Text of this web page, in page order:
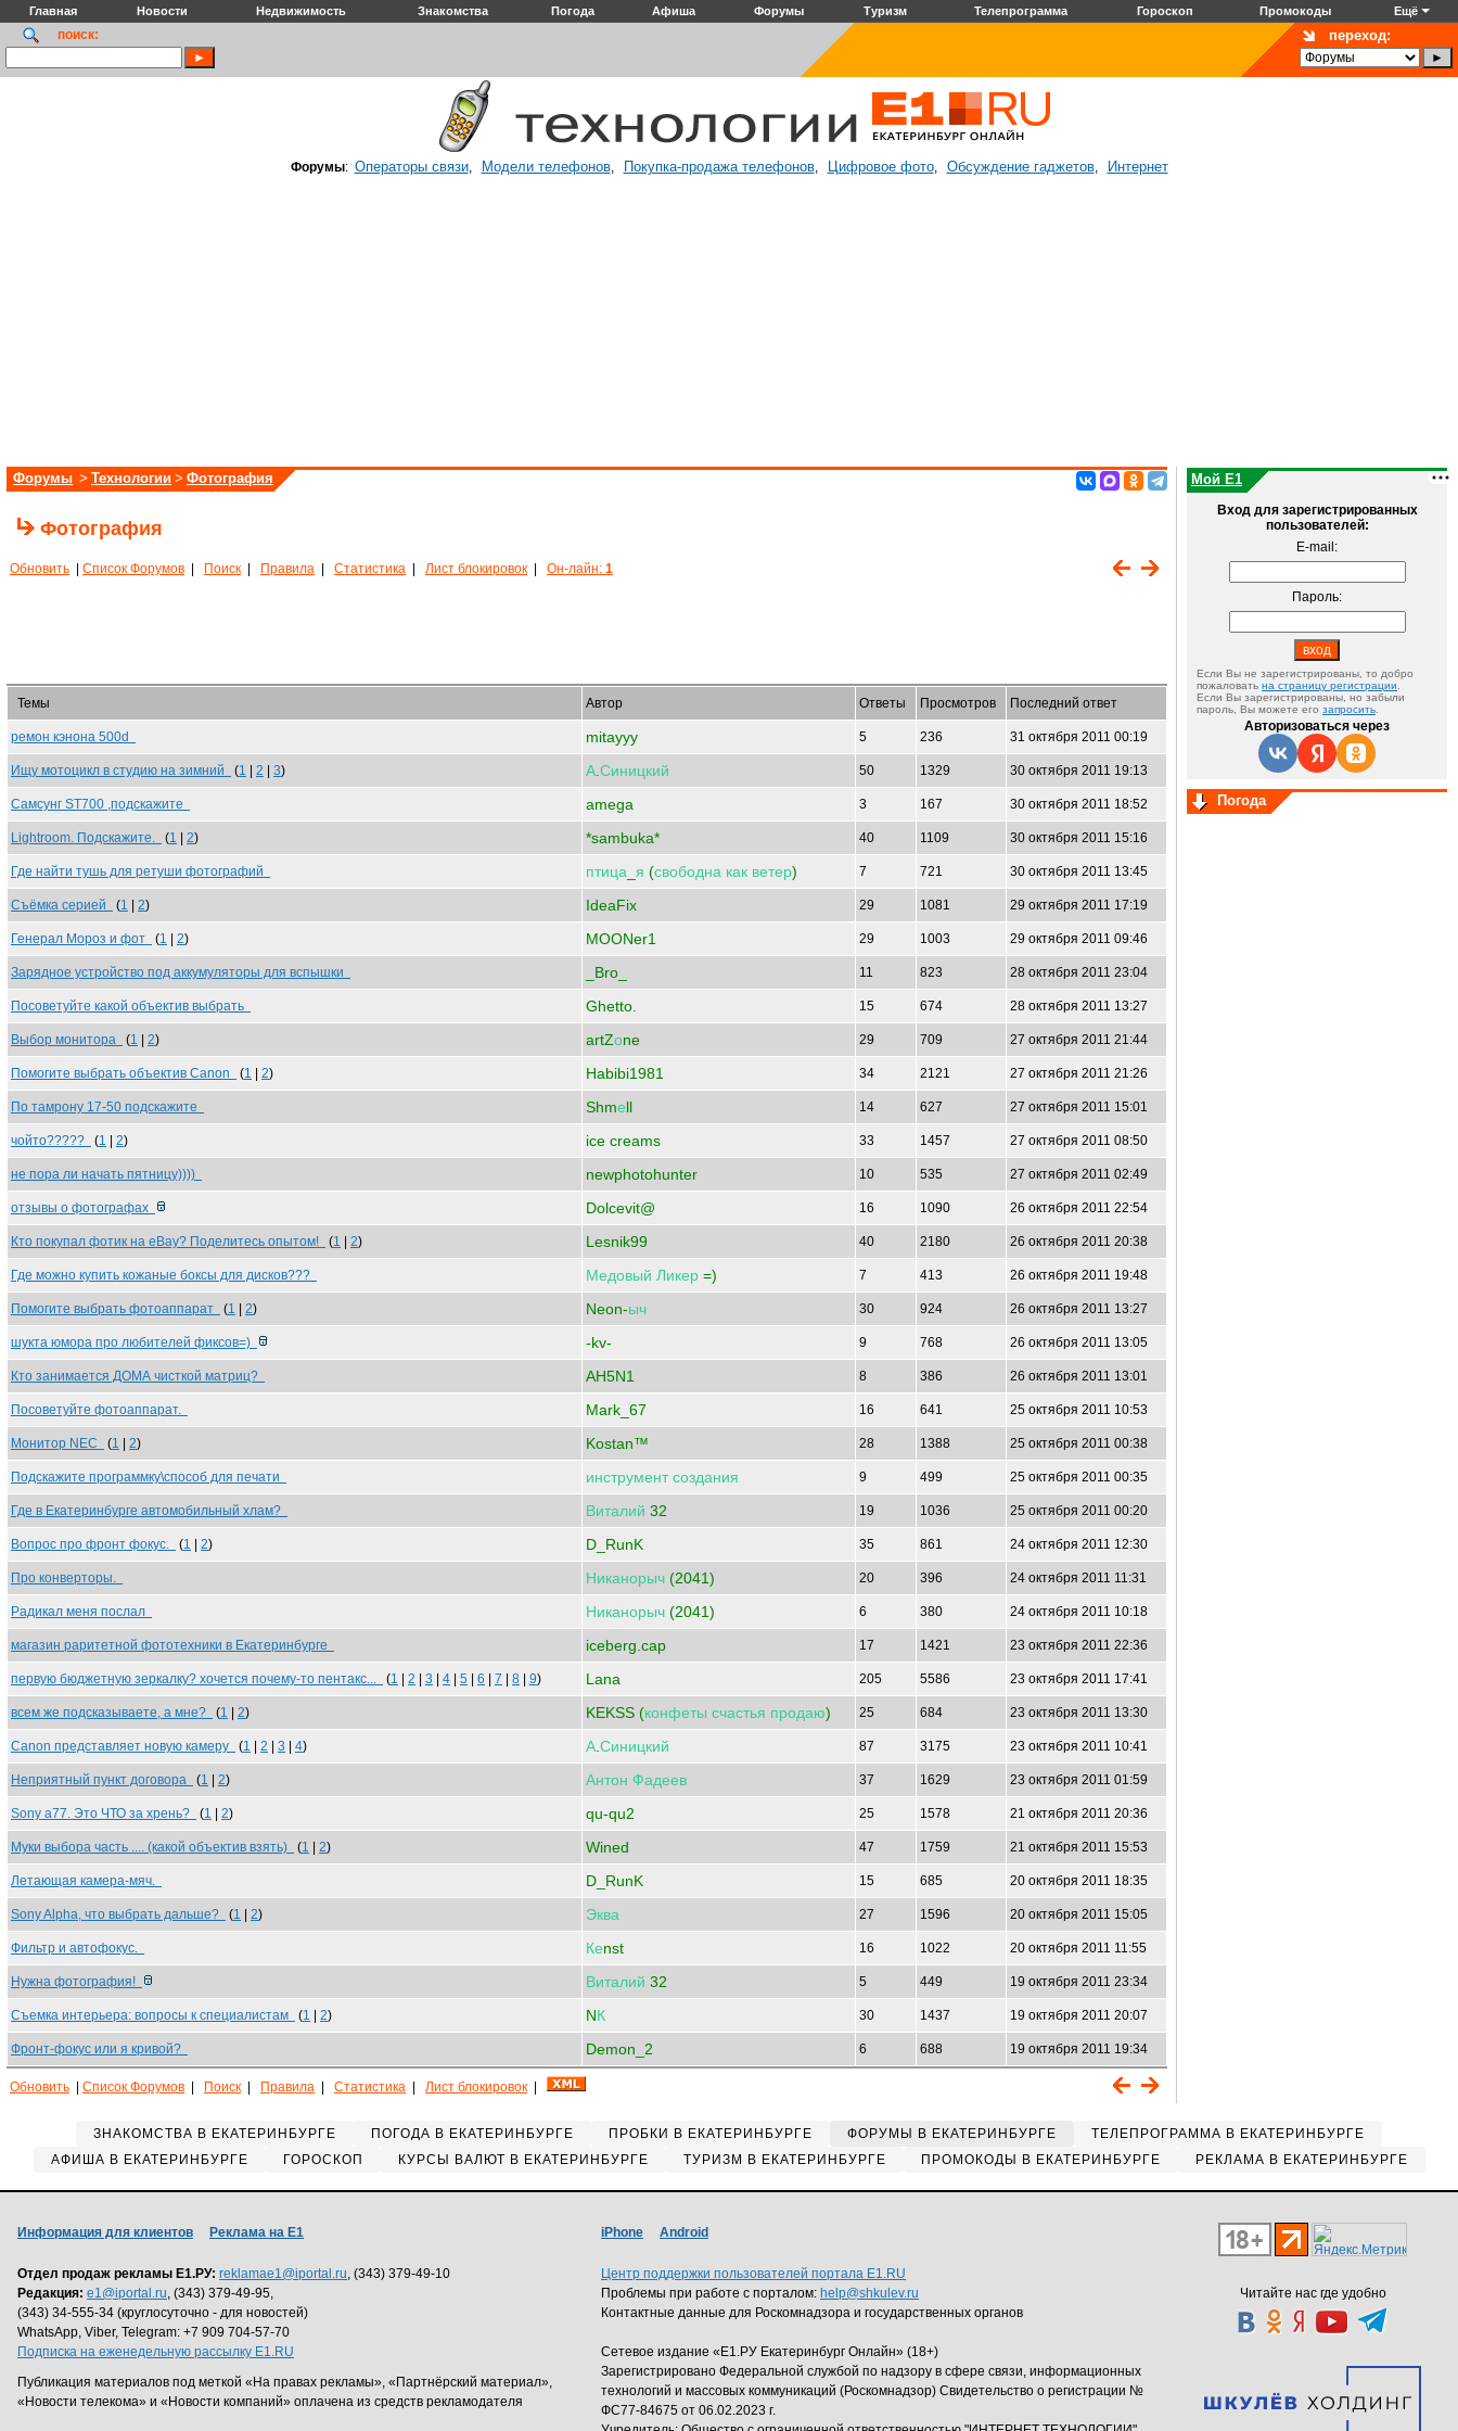
Главная Новости Недвижимость Знакомства Погода Афиша Форумы Туризм Телепрограмма Гороскоп Промокоды Ещё
поиск: переход:
Форумы: Операторы связи, Модели телефонов, Покупка-продажа телефонов, Цифровое фото, Обсуждение гаджетов, Интернет
Форумы > Технологии > Фотография
Фотография
Обновить Список Форумов Поиск Правила Статистика Лист блокировок Он-лайн: 1
Темы Автор Ответы Просмотров Последний ответ
ремон кэнона 500d mitayyy 5 236 31 октября 2011 00:19
Ищу мотоцикл в студию на зимний (1 2 3) А Синицкий 50 1329 30 октября 2011 19:13
Самсунг ST700 ,подскажите amega 3 167 30 октября 2011 18:52
Lightroom. Подскажите. (1 2) *sambuka* 40 1109 30 октября 2011 15:16
Где найти тушь для ретуши фотографий птица я (свободна как ветер) 7 721 30 октября 2011 13:45
Съёмка серией (1 2) IdeaFix 29 1081 29 октября 2011 17:19
Генерал Мороз и фот (1 2) MOONer1 29 1003 29 октября 2011 09:46
Зарядное устройство под аккумуляторы для вспышки _Bro_ 11 823 28 октября 2011 23:04
Посоветуйте какой объектив выбрать Ghetto. 15 674 28 октября 2011 13:27
Выбор монитора (1 2) artZоne 29 709 27 октября 2011 21:44
Помогите выбрать объектив Canon (1 2) Habibi1981 34 2121 27 октября 2011 21:26
По тамрону 17-50 подскажите Shmеll 14 627 27 октября 2011 15:01
чойто????? (1 2) ice creams 33 1457 27 октября 2011 08:50
не пора ли начать пятницу)))) newphotohunter 10 535 27 октября 2011 02:49
отзывы о фотографах Dolcevit@ 16 1090 26 октября 2011 22:54
Кто покупал фотик на eBay? Поделитесь опытом! (1 2) Lesnik99 40 2180 26 октября 2011 20:38
Где можно купить кожаные боксы для дисков??? Медовый Ликер =) 7 413 26 октября 2011 19:48
Помогите выбрать фотоаппарат (1 2) Neon-ыч 30 924 26 октября 2011 13:27
шукта юмора про любителей фиксов=) -kv- 9 768 26 октября 2011 13:05
Кто занимается ДОМА чисткой матриц? AH5N1 8 386 26 октября 2011 13:01
Посоветуйте фотоаппарат. Mark_67 16 641 25 октября 2011 10:53
Монитор NEC (1 2) Kostan™ 28 1388 25 октября 2011 00:38
Подскажите программку\способ для печати инструмент создания 9 499 25 октября 2011 00:35
Где в Екатеринбурге автомобильный хлам? Виталий 32 19 1036 25 октября 2011 00:20
Вопрос про фронт фокус. (1 2) D_RunK 35 861 24 октября 2011 12:30
Про конверторы. Никанорыч (2041) 20 396 24 октября 2011 11:31
Радикал меня послал Никанорыч (2041) 6 380 24 октября 2011 10:18
магазин раритетной фототехники в Екатеринбурге iceberg.cap 17 1421 23 октября 2011 22:36
первую бюджетную зеркалку? хочется почему-то пентакс... (1 2 3 4 5 6 7 8 9) Lana 205 5586 23 октября 2011 17:41
всем же подсказываете, а мне? (1 2) KEKSS (конфеты счастья продаю) 25 684 23 октября 2011 13:30
Canon представляет новую камеру (1 2 3 4) А Синицкий 87 3175 23 октября 2011 10:41
Неприятный пункт договора (1 2) Антон Фадеев 37 1629 23 октября 2011 01:59
Sony a77. Это ЧТО за хрень? (1 2) qu-qu2 25 1578 21 октября 2011 20:36
Муки выбора часть .... (какой объектив взять) (1 2) Wined 47 1759 21 октября 2011 15:53
Летающая камера-мяч. D_RunK 15 685 20 октября 2011 18:35
Sony Alpha, что выбрать дальше? (1 2) Эква 27 1596 20 октября 2011 15:05
Фильтр и автофокус. Кеnst 16 1022 20 октября 2011 11:55
Нужна фотография! Виталий 32 5 449 19 октября 2011 23:34
Съемка интерьера: вопросы к специалистам (1 2) NК 30 1437 19 октября 2011 20:07
Фронт-фокус или я кривой? Demon_2 6 688 19 октября 2011 19:34
Обновить Список Форумов Поиск Правила Статистика Лист блокировок
Мой E1
Вход для зарегистрированных
пользователей:
E-mail:
Пароль:
Если Вы не зарегистрированы, то добро
пожаловать на страницу регистрации
Если Вы зарегистрированы, но забыли
пароль, Вы можете его запросить
Авторизоваться через
Погода
ЗНАКОМСТВА В ЕКАТЕРИНБУРГЕ ПОГОДА В ЕКАТЕРИНБУРГЕ ПРОБКИ В ЕКАТЕРИНБУРГЕ ФОРУМЫ В ЕКАТЕРИНБУРГЕ
ТЕЛЕПРОГРАММА В ЕКАТЕРИНБУРГЕ
АФИША В ЕКАТЕРИНБУРГЕ
ГОРОСКОП КУРСЫ ВАЛЮТ В ЕКАТЕРИНБУРГЕ ТУРИЗМ В ЕКАТЕРИНБУРГЕ ПРОМОКОДЫ В ЕКАТЕРИНБУРГЕ РЕКЛАМА В ЕКАТЕРИНБУРГЕ
Читайте нас где удобно
Информация для клиентов Реклама на Е1
Отдел продаж рекламы Е1.РУ: reklamae1@iportal.ru, (343) 379-49-10
Редакция: e1@iportal.ru, (343) 379-49-95,
(343) 34-555-34 (круглосуточно - для новостей)
WhatsApp, Viber, Telegram: +7 909 704-57-70
Подписка на еженедельную рассылку E1.RU
Публикация материалов под меткой «На правах рекламы», «Партнёрский материал»,
«Новости телекома» и «Новости компаний» оплачена из средств рекламодателя
iPhone Android
Центр поддержки пользователей портала E1.RU
Проблемы при работе с порталом: help@shkulev.ru
Контактные данные для Роскомнадзора и государственных органов
Сетевое издание «Е1.РУ Екатеринбург Онлайн» (18+)
Зарегистрировано Федеральной службой по надзору в сфере связи, информационных
технологий и массовых коммуникаций (Роскомнадзор) Свидетельство о регистрации №
ФС77-84675 от 06.02.2023 г.